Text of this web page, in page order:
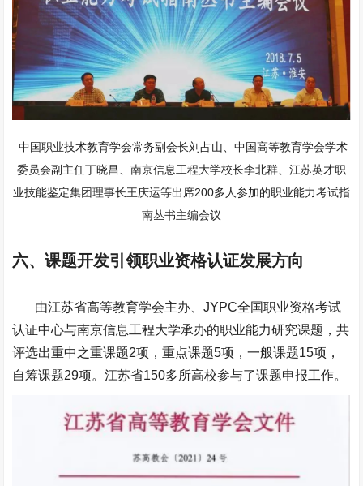
中国职业技术教育学会常务副会长刘占山、中国高等教育学会学术
委员会副主任丁晓昌、南京信息工程大学校长李北群、江苏英才职
业技能鉴定集团理事长王庆运等出席200多人参加的职业能力考试指
南丛书主编会议
六、课题开发引领职业资格认证发展方向
由江苏省高等教育学会主办、JYPC全国职业资格考试
认证中心与南京信息工程大学承办的职业能力研究课题，共
评选出重中之重课题2项，重点课题5项，一般课题15项，
自筹课题29项。江苏省150多所高校参与了课题申报工作。